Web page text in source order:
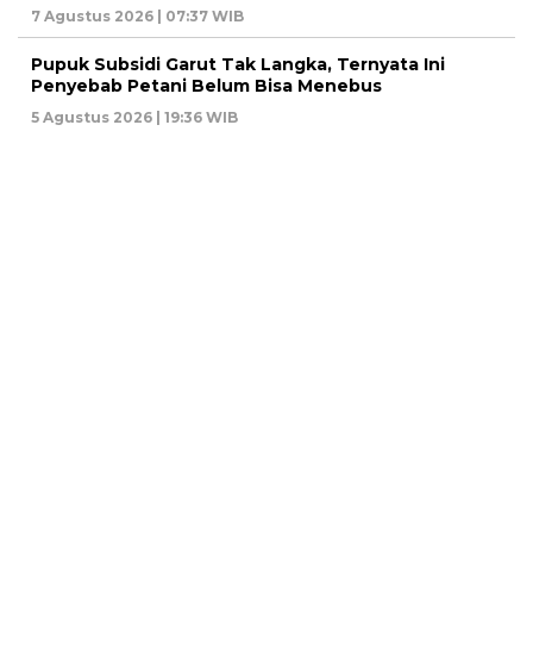
7 Agustus 2026 | 07:37 WIB
Pupuk Subsidi Garut Tak Langka, Ternyata Ini
Penyebab Petani Belum Bisa Menebus
5 Agustus 2026 | 19:36 WIB